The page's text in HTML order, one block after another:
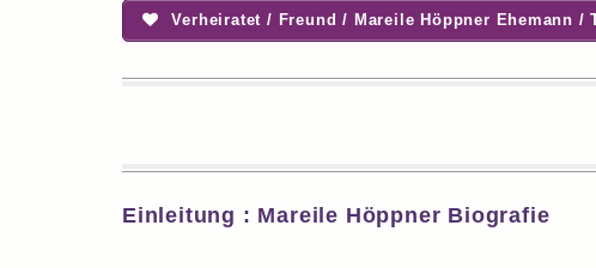
Verheiratet / Freund / Mareile Höppner Ehemann /
Einleitung : Mareile Höppner Biografie